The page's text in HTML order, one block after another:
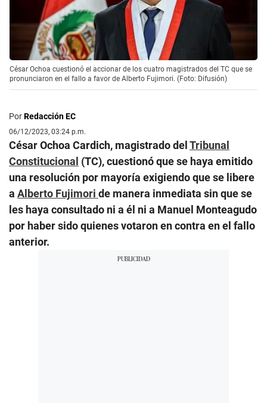
César Ochoa cuestionó el accionar de los cuatro magistrados del TC que se
pronunciaron en el fallo a favor de Alberto Fujimori. (Foto: Difusión)
PorRedacción EC
06/12/2023, 03:24 p.m.
César Ochoa Cardich, magistrado del Tribunal
Constitucional (TC), cuestionó que se haya emitido
una resolución por mayoría exigiendo que se libere
a Alberto Fujimori de manera inmediata sin que se
les haya consultado ni a él ni a Manuel Monteagudo
por haber sido quienes votaron en contra en el fallo
anterior.